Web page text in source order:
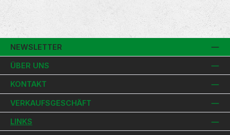
NEWSLETTER
ÜBER UNS
KONTAKT
VERKAUFSGESCHÄFT
LINKS